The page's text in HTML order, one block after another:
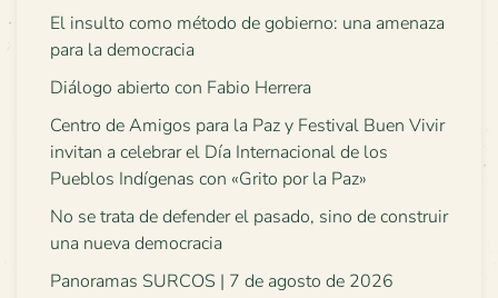
El insulto como método de gobierno: una amenaza
para la democracia
Diálogo abierto con Fabio Herrera
Centro de Amigos para la Paz y Festival Buen Vivir
invitan a celebrar el Día Internacional de los
Pueblos Indígenas con «Grito por la Paz»
No se trata de defender el pasado, sino de construir
una nueva democracia
Panoramas SURCOS | 7 de agosto de 2026